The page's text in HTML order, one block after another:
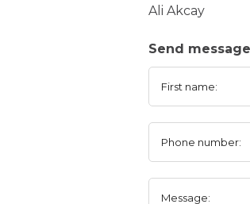
Ali Akcay
Send
First name:
Phone number:
Message: